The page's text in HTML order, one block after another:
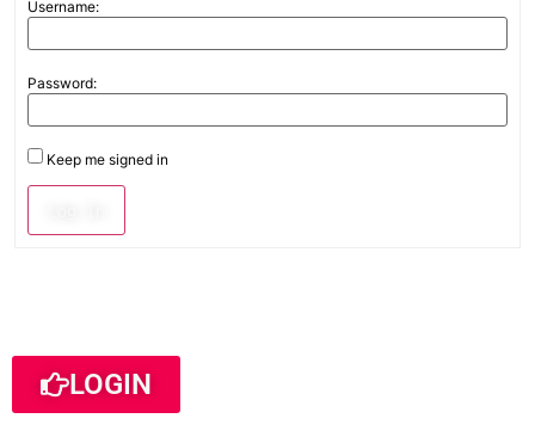
Username:
Password:
Keep me signed in
LOGIN